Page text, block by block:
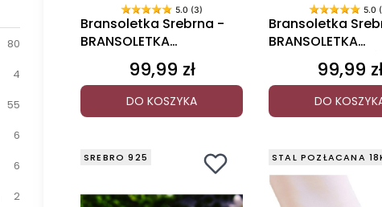
80
4
55
6
6
2
5.0 (3)
Bransoletka Srebrna -
BRANSOLETKA
PODWÓJNA
Cena
99,99 zł
DO KOSZYKA
5.0
Bransoletka
BRANSOLETKA
NIESKOŃCZONOŚĆ
Cena
99,99
DO
SREBRO 925 STAL POZŁACANA